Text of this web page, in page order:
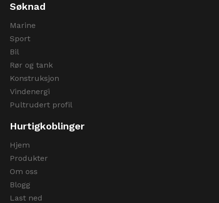
Søknad
Marine
Sport
Bil
Rør og tank
Konstruksjon
Vindenergi
Pultrudert profil
Hurtigkoblinger
Hjem
Produkter
Om oss
Blogg
Last ned